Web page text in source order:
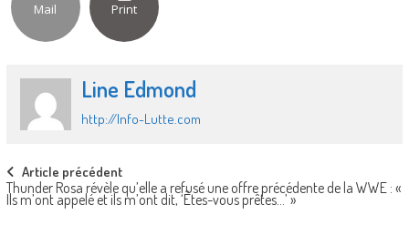
Mail Print
Line Edmond
http://Info-Lutte.com
Post
navigation
Article précédent
Thunder Rosa révèle qu’elle a refusé une offre précédente de la WWE : «
Ils m’ont appelé et ils m’ont dit, ‘Êtes-vous prêtes…’ »